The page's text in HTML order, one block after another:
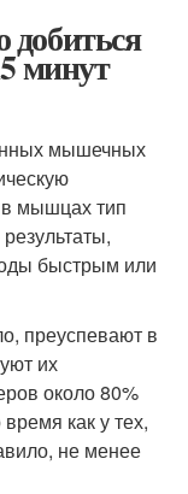
минут
мышечных
мышцах тип
быстрым или
преуспевают в
их
около 80%
как у тех,
не менее